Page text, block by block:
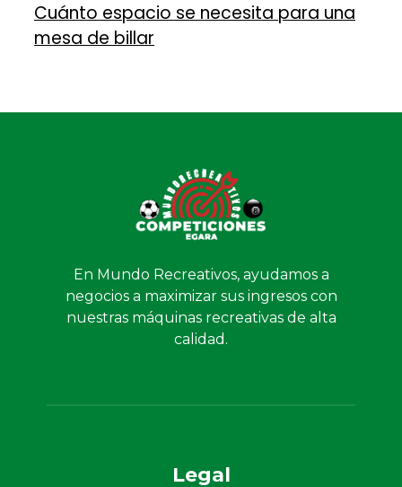
Cuánto espacio se necesita para una
mesa de billar
En Mundo Recreativos, ayudamos a
negocios a maximizar sus ingresos con
nuestras máquinas recreativas de alta
calidad.
Legal